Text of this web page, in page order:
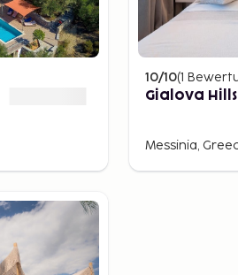
10/10(1
Gialova Hills
Messinia,